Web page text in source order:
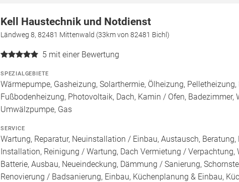
Kell Haustechnik und Notdienst
Ländweg 8, 82481 Mittenwald (33km von 82481 Bichl)
5 mit einer Bewertung
SPEZIALGEBIETE
Wärmepumpe, Gasheizung, Solarthermie, Ölheizung,
Fußbodenheizung, Photovoltaik, Dach, Kamin / Ofen,
Umwälzpumpe, Gas
SERVICE
Wartung, Reparatur, Neuinstallation / Einbau, Austausch,
Installation, Reinigung / Wartung, Dach Vermietung /
Batterie, Ausbau, Neueindeckung, Dämmung / Sanierung,
Renovierung / Badsanierung, Einbau, Küchenplanung & Einbau,